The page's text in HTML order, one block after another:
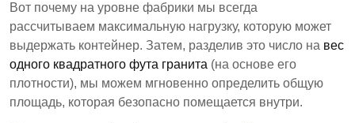
Вот почему на уровне фабрики мы всегда
рассчитываем максимальную нагрузку, которую может
выдержать контейнер. Затем, разделив это число на вес
одного квадратного фута гранита (на основе его
плотности), мы можем мгновенно определить общую
площадь, которая безопасно помещается внутри.